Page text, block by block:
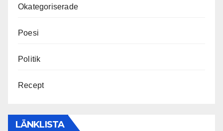
Okategoriserade
Poesi
Politik
Recept
LÄNKLISTA